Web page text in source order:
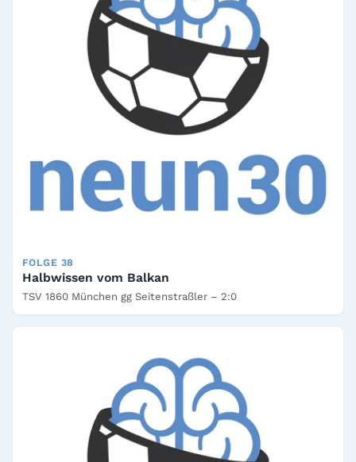
FOLGE 38
Halbwissen vom Balkan
TSV 1860 München gg Seitenstraßler – 2:0